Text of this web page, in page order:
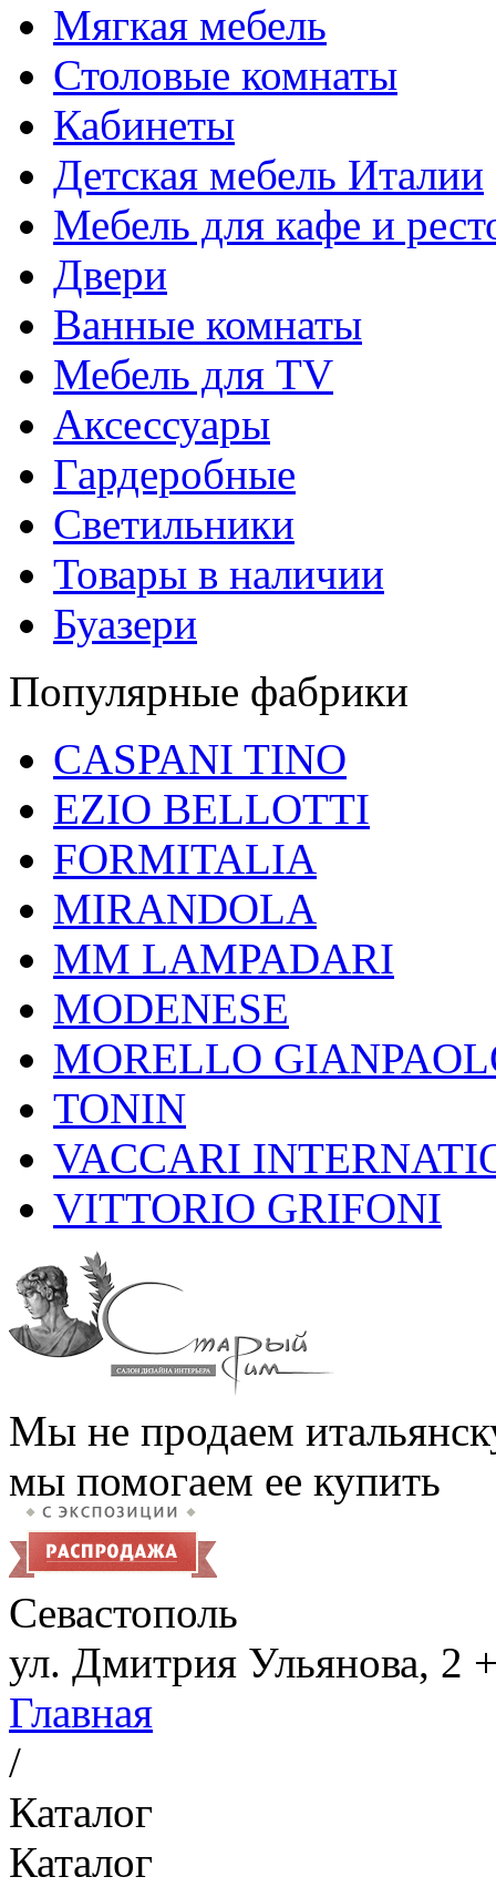
Мягкая мебель
Столовые комнаты
Кабинеты
Детская мебель Италии
Мебель для кафе и
Двери
Ванные комнаты
Мебель для TV
Аксессуары
Гардеробные
Светильники
Товары в наличии
Буазери
Популярные фабрики
CASPANI TINO
EZIO BELLOTTI
FORMITALIA
MIRANDOLA
MM LAMPADARI
MODENESE
MORELLO
TONIN
VACCARI
VITTORIO GRIFONI
Мы не продаем
мы помогаем ее купить
Севастополь
ул. Дмитрия Ульянова, 2
Главная
/
Каталог
Каталог